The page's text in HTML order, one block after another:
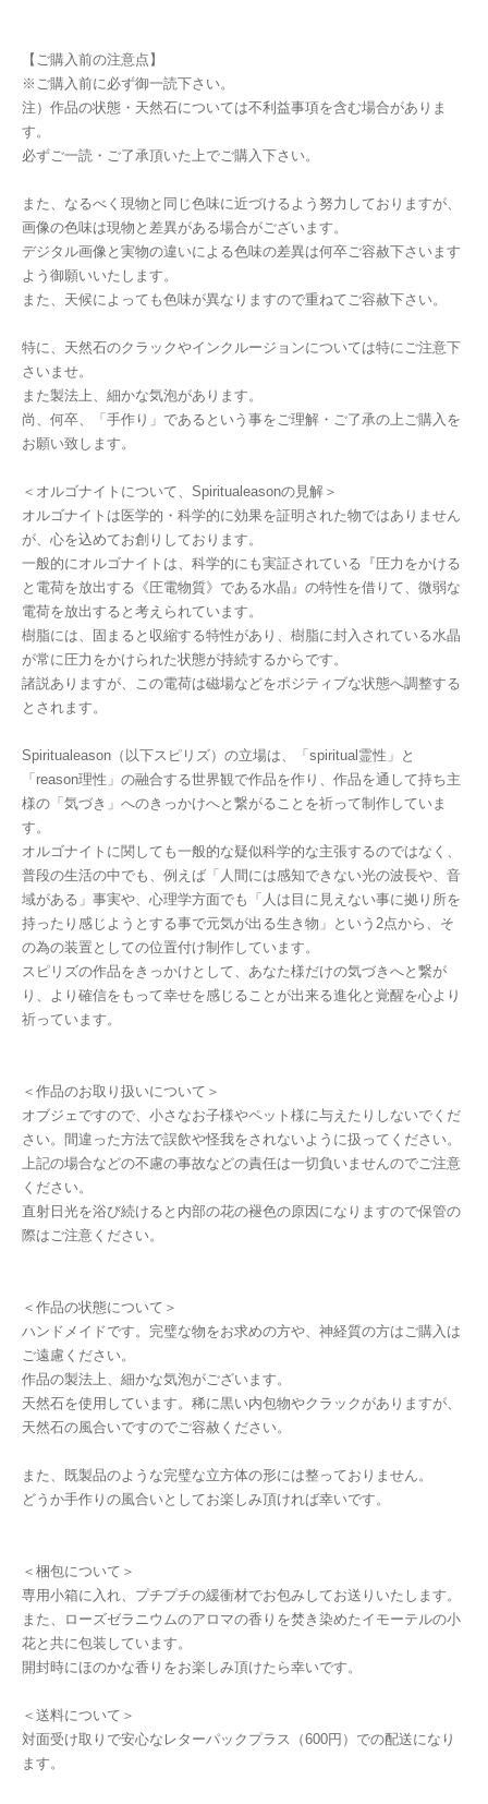
【ご購入前の注意点】
※ご購入前に必ず御一読下さい。
注）作品の状態・天然石については不利益事項を含む場合がありま
す。
必ずご一読・ご了承頂いた上でご購入下さい。
また、なるべく現物と同じ色味に近づけるよう努力しておりますが、
画像の色味は現物と差異がある場合がございます。
デジタル画像と実物の違いによる色味の差異は何卒ご容赦下さいます
よう御願いいたします。
また、天候によっても色味が異なりますので重ねてご容赦下さい。
特に、天然石のクラックやインクルージョンについては特にご注意下
さいませ。
また製法上、細かな気泡があります。
尚、何卒、「手作り」であるという事をご理解・ご了承の上ご購入を
お願い致します。
＜オルゴナイトについて、Spiritualeasonの見解＞
オルゴナイトは医学的・科学的に効果を証明された物ではありません
が、心を込めてお創りしております。
一般的にオルゴナイトは、科学的にも実証されている『圧力をかける
と電荷を放出する《圧電物質》である水晶』の特性を借りて、微弱な
電荷を放出すると考えられています。
樹脂には、固まると収縮する特性があり、樹脂に封入されている水晶
が常に圧力をかけられた状態が持続するからです。
諸説ありますが、この電荷は磁場などをポジティブな状態へ調整する
とされます。
Spiritualeason（以下スピリズ）の立場は、「spiritual霊性」と
「reason理性」の融合する世界観で作品を作り、作品を通して持ち主
様の「気づき」へのきっかけへと繋がることを祈って制作していま
す。
オルゴナイトに関しても一般的な疑似科学的な主張するのではなく、
普段の生活の中でも、例えば「人間には感知できない光の波長や、音
域がある」事実や、心理学方面でも「人は目に見えない事に拠り所を
持ったり感じようとする事で元気が出る生き物」という2点から、そ
の為の装置としての位置付け制作しています。
スピリズの作品をきっかけとして、あなた様だけの気づきへと繋が
り、より確信をもって幸せを感じることが出来る進化と覚醒を心より
祈っています。
＜作品のお取り扱いについて＞
オブジェですので、小さなお子様やペット様に与えたりしないでくだ
さい。間違った方法で誤飲や怪我をされないように扱ってください。
上記の場合などの不慮の事故などの責任は一切負いませんのでご注意
ください。
直射日光を浴び続けると内部の花の褪色の原因になりますので保管の
際はご注意ください。
＜作品の状態について＞
ハンドメイドです。完璧な物をお求めの方や、神経質の方はご購入は
ご遠慮ください。
作品の製法上、細かな気泡がございます。
天然石を使用しています。稀に黒い内包物やクラックがありますが、
天然石の風合いですのでご容赦ください。
また、既製品のような完璧な立方体の形には整っておりません。
どうか手作りの風合いとしてお楽しみ頂ければ幸いです。
＜梱包について＞
専用小箱に入れ、プチプチの緩衝材でお包みしてお送りいたします。
また、ローズゼラニウムのアロマの香りを焚き染めたイモーテルの小
花と共に包装しています。
開封時にほのかな香りをお楽しみ頂けたら幸いです。
＜送料について＞
対面受け取りで安心なレターパックプラス（600円）での配送になり
ます。